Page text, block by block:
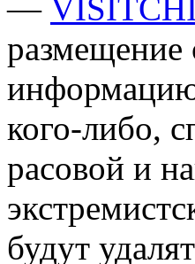
—
кого-либо,
расовой и
будут